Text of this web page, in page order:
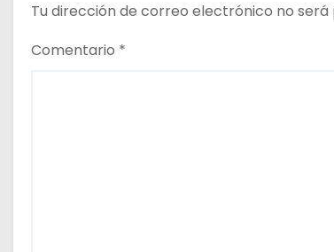
Tu dirección de correo electrónico no será
Comentario *